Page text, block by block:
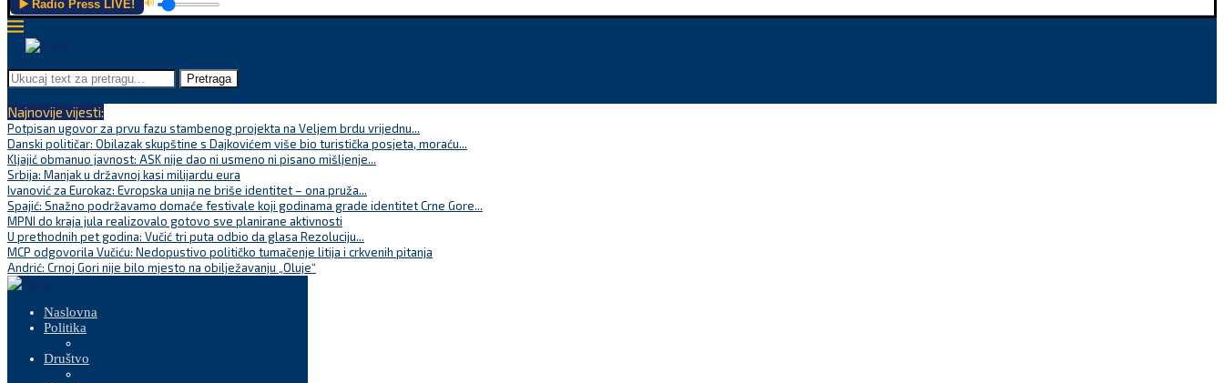
▶️ Radio Press LIVE! 🔊
Pretraga
Najnovije vijesti:
Potpisan ugovor za prvu fazu stambenog projekta na Veljem brdu vrijednu...
Danski političar: Obilazak skupštine s Dajkovićem više bio turistička posjeta, moraću...
Kljajić obmanuo javnost: ASK nije dao ni usmeno ni pisano mišljenje...
Srbija: Manjak u državnoj kasi milijardu eura
Ivanović za Eurokaz: Evropska unija ne briše identitet – ona pruža...
Spajić: Snažno podržavamo domaće festivale koji godinama grade identitet Crne Gore...
MPNI do kraja jula realizovalo gotovo sve planirane aktivnosti
U prethodnih pet godina: Vučić tri puta odbio da glasa Rezoluciju...
MCP odgovorila Vučiću: Nedopustivo političko tumačenje litija i crkvenih pitanja
Andrić: Crnoj Gori nije bilo mjesto na obilježavanju „Oluje“
Naslovna
Politika
Društvo